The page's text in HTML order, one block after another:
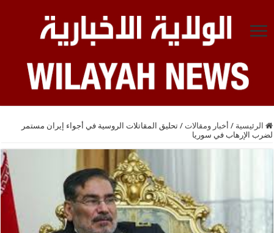
الرئيسية / أخبار ومقالات / تحليق المقاتلات الروسية في أجواء إيران مستمر
لضرب الإرهاب في سوريا